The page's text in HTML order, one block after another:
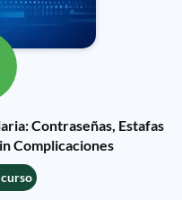
Contraseñas, Estafas
Complicaciones